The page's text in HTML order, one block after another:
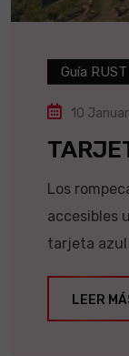
Guía RUST
10
Los
accesibles
tarjeta azul
LEER